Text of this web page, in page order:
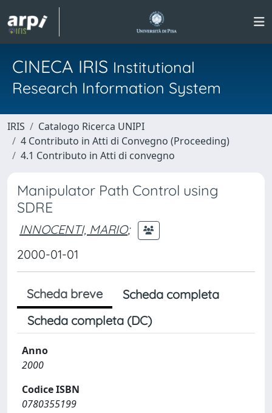
CINECA IRIS Institutional
Research Information System
IRIS
Catalogo Ricerca UNIPI
4 Contributo in Atti di Convegno (Proceeding)
4.1 Contributo in Atti di convegno
Manipulator Path Control using
SDRE
INNOCENTI, MARIO;
2000-01-01
Scheda breve
Scheda completa
Scheda completa (DC)
Anno
2000
Codice ISBN
0780355199